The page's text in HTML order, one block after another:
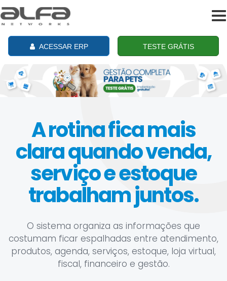
ACESSAR ERP TESTE GRÁTIS
A rotina fica mais
clara quando venda,
serviço e estoque
trabalham juntos.
O sistema organiza as informações que
costumam ficar espalhadas entre atendimento,
produtos, agenda, serviços, estoque, loja virtual,
fiscal, financeiro e gestão.